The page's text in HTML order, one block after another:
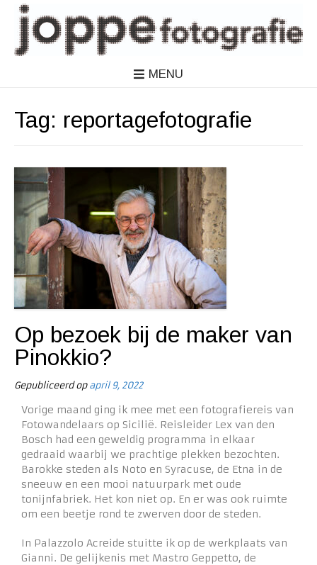
MENU
Tag: reportagefotografie
Op bezoek bij de maker van
Pinokkio?
Gepubliceerd op april 9, 2022
Vorige maand ging ik mee met een fotografiereis van
Fotowandelaars op Sicilië. Reisleider Lex van den
Bosch had een geweldig programma in elkaar
gedraaid waarbij we prachtige plekken bezochten.
Barokke steden als Noto en Syracuse, de Etna in de
sneeuw en een mooi natuurpark met oude
tonijnfabriek. Het kon niet op. En er was ook ruimte
om een beetje rond te zwerven door de steden.
In Palazzolo Acreide stuitte ik op de werkplaats van
Gianni. De gelijkenis met Mastro Geppetto, de